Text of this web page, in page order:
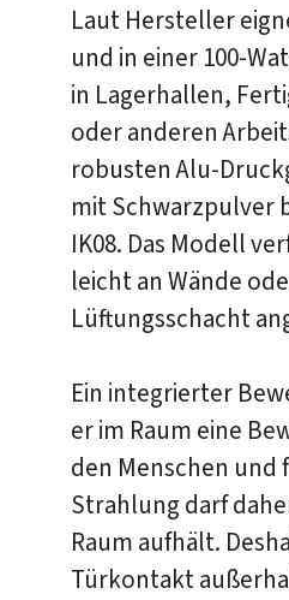
Laut Hersteller
und in einer 100-
in Lagerhallen,
oder anderen
robusten Alu-
mit Schwarzpulver
IK08. Das Modell
leicht an Wände
Lüftungsschacht
Ein integrierter
er im Raum eine
den Menschen und
Strahlung darf
Raum aufhält.
Türkontakt